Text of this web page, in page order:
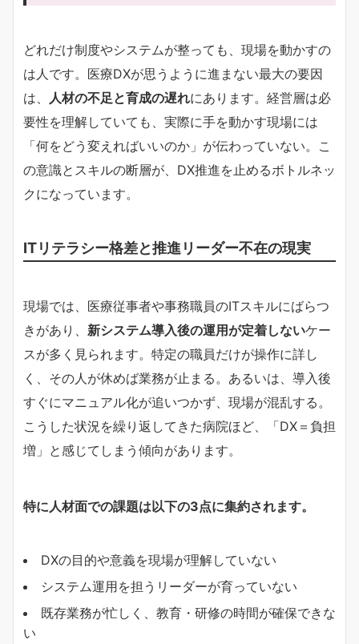
どれだけ制度やシステムが整っても、現場を動かすの
は人です。医療DXが思うように進まない最大の要因
は、
人材の不足と育成の遅れにあります。経営層は必
要性を理解していても、実際に手を動かす現場には
「何をどう変えればいいのか」が伝わっていない。こ
の意識とスキルの断層が、DX推進を止めるボトルネッ
クになっています。
ITリテラシー格差と推進リーダー不在の現実
現場では、医療従事者や事務職員のITスキルにばらつ
きがあり、 新システム導入後の運用が定着しないケー
スが多く見られます。特定の職員だけが操作に詳し
く、その人が休めば業務が止まる。あるいは、導入後
すぐにマニュアル化が追いつかず、現場が混乱する。
こうした状況を繰り返してきた病院ほど、「DX＝負担
増」と感じてしまう傾向があります。
特に人材面での課題は以下の3点に集約されます。
DXの目的や意義を現場が理解していない
システム運用を担うリーダーが育っていない
既存業務が忙しく、教育・研修の時間が確保できな
い